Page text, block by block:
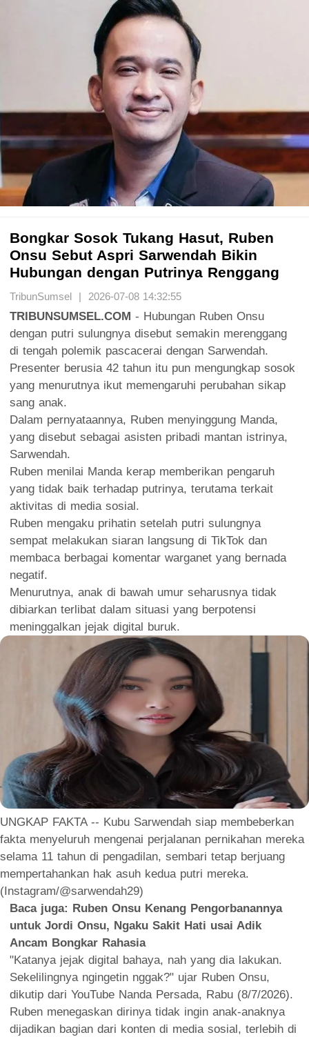
Bongkar Sosok Tukang Hasut, Ruben
Onsu Sebut Aspri Sarwendah Bikin
Hubungan dengan Putrinya Renggang
TribunSumsel | 2026-07-08 14:32:55
TRIBUNSUMSEL.COM - Hubungan Ruben Onsu
dengan putri sulungnya disebut semakin merenggang
di tengah polemik pascacerai dengan Sarwendah.
Presenter berusia 42 tahun itu pun mengungkap sosok
yang menurutnya ikut memengaruhi perubahan sikap
sang anak.
Dalam pernyataannya, Ruben menyinggung Manda,
yang disebut sebagai asisten pribadi mantan istrinya,
Sarwendah.
Ruben menilai Manda kerap memberikan pengaruh
yang tidak baik terhadap putrinya, terutama terkait
aktivitas di media sosial.
Ruben mengaku prihatin setelah putri sulungnya
sempat melakukan siaran langsung di TikTok dan
membaca berbagai komentar warganet yang bernada
negatif.
Menurutnya, anak di bawah umur seharusnya tidak
dibiarkan terlibat dalam situasi yang berpotensi
meninggalkan jejak digital buruk.
UNGKAP FAKTA -- Kubu Sarwendah siap membeberkan
fakta menyeluruh mengenai perjalanan pernikahan mereka
selama 11 tahun di pengadilan, sembari tetap berjuang
mempertahankan hak asuh kedua putri mereka.
(Instagram/@sarwendah29)
Baca juga: Ruben Onsu Kenang Pengorbanannya
untuk Jordi Onsu, Ngaku Sakit Hati usai Adik
Ancam Bongkar Rahasia
"Katanya jejak digital bahaya, nah yang dia lakukan.
Sekelilingnya ngingetin nggak?" ujar Ruben Onsu,
dikutip dari YouTube Nanda Persada, Rabu (8/7/2026).
Ruben menegaskan dirinya tidak ingin anak-anaknya
dijadikan bagian dari konten di media sosial, terlebih di